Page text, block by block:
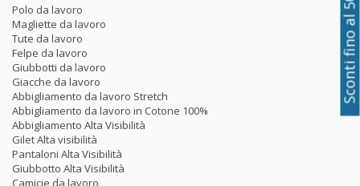
Polo da lavoro
Magliette da lavoro
Tute da lavoro
Felpe da lavoro
Giubbotti da lavoro
Giacche da lavoro
Abbigliamento da lavoro Stretch
Abbigliamento da lavoro in Cotone 100%
Abbigliamento Alta Visibilità
Gilet Alta visibilità
Pantaloni Alta Visibilità
Giubbotto Alta Visibilità
Camicie da lavoro
Sconti fino al 50%